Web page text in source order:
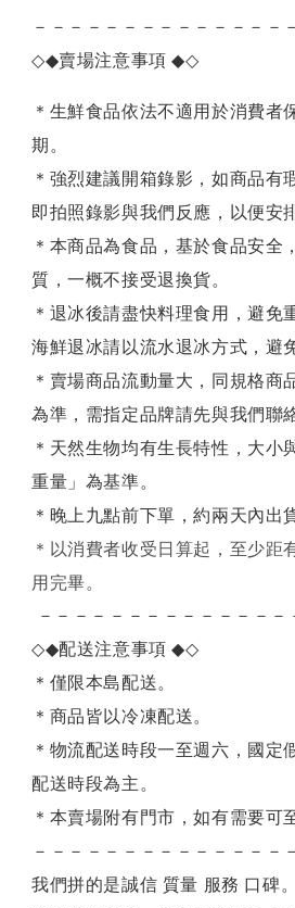
－－－－－－－－－－－－－－
◇◆賣場注意事項◆◇
＊生鮮食品依法不適用於消費者
期。
＊強烈建議開箱錄影，如商品有
即拍照錄影與我們反應，以便安
＊本商品為食品，基於食品安全
質，一概不接受退換貨。
＊退冰後請盡快料理食用，避免
海鮮退冰請以流水退冰方式，避
＊賣場商品流動量大，同規格商
為準，需指定品牌請先與我們聯
＊天然生物均有生長特性，大小
重量」為基準。
＊晚上九點前下單，約兩天內出
＊ 以消費者收受日算起，至少距
用完畢。
－－－－－－－－－－－－－－
◇◆配送注意事項◆◇
＊僅限本島配送。
＊商品皆以冷凍配送。
＊物流配送時段一至週六，國定
配送時段為主。
＊本賣場附有門市，如有需要可
－－－－－－－－－－－－－－
我們拼的是誠信 質量 服務 口碑。